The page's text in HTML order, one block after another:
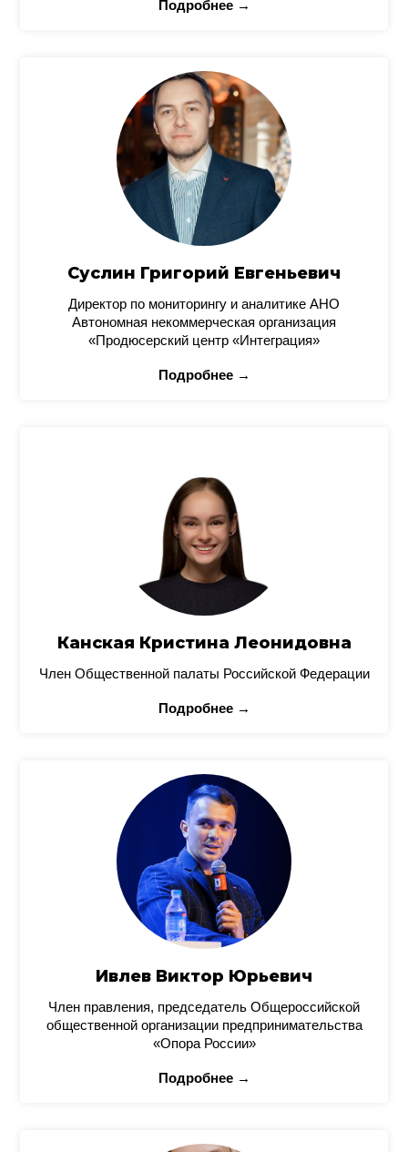
Подробнее →
Суслин Григорий Евгеньевич
Директор по мониторингу и аналитике АНО
Автономная некоммерческая организация
«Продюсерский центр «Интеграция»
Подробнее →
Канская Кристина Леонидовна
Член Общественной палаты Российской Федерации
Подробнее →
Ивлев Виктор Юрьевич
Член правления, председатель Общероссийской
общественной организации предпринимательства
«Опора России»
Подробнее →